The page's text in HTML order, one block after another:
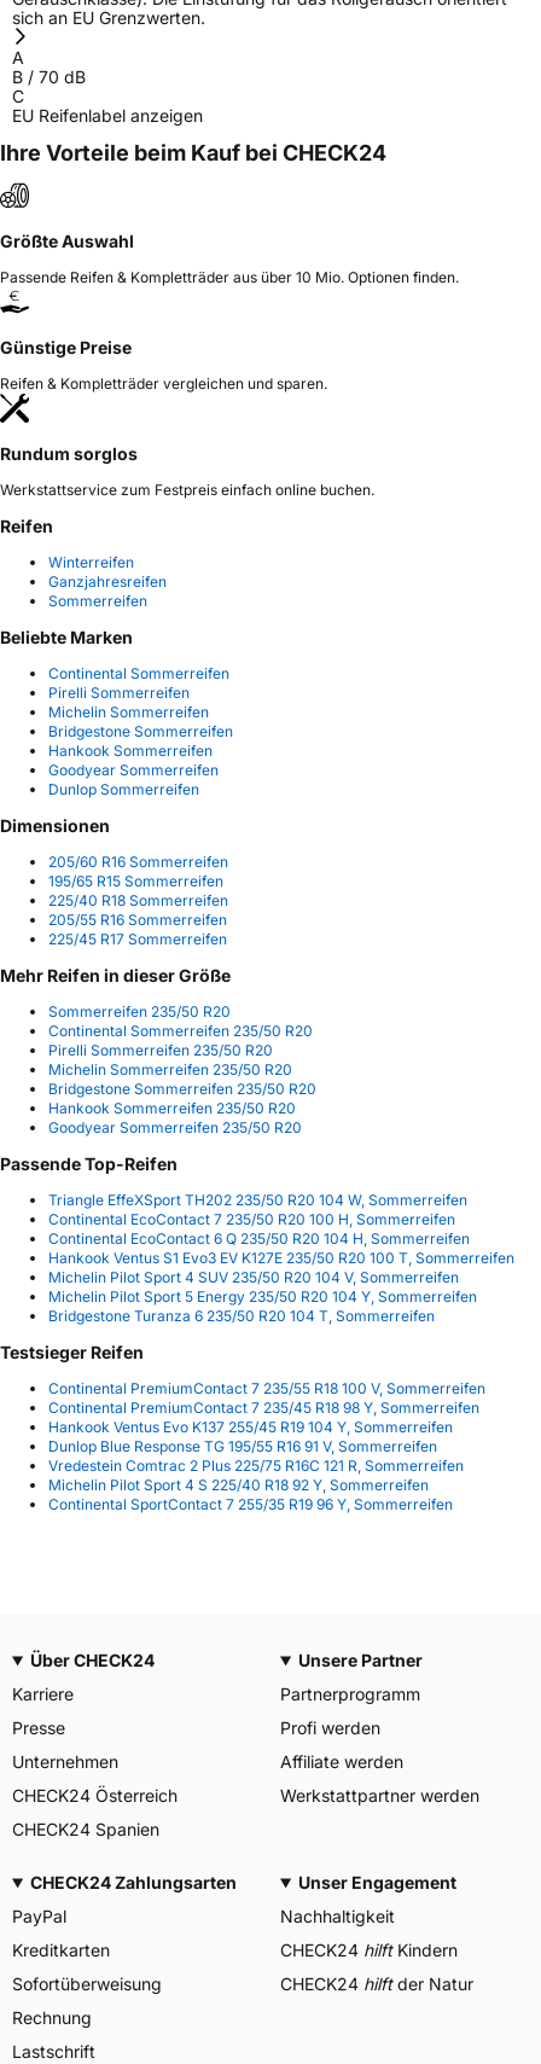
sich an EU Grenzwerten.
A
B / 70 dB
C
EU Reifenlabel anzeigen
Ihre Vorteile beim Kauf bei CHECK24
Größte Auswahl
Passende Reifen & Kompletträder aus über 10 Mio. Optionen finden.
Günstige Preise
Reifen & Kompletträder vergleichen und sparen.
Rundum sorglos
Werkstattservice zum Festpreis einfach online buchen.
Reifen
Winterreifen
Ganzjahresreifen
Sommerreifen
Beliebte Marken
Continental Sommerreifen
Pirelli Sommerreifen
Michelin Sommerreifen
Bridgestone Sommerreifen
Hankook Sommerreifen
Goodyear Sommerreifen
Dunlop Sommerreifen
Dimensionen
205/60 R16 Sommerreifen
195/65 R15 Sommerreifen
225/40 R18 Sommerreifen
205/55 R16 Sommerreifen
225/45 R17 Sommerreifen
Mehr Reifen in dieser Größe
Sommerreifen 235/50 R20
Continental Sommerreifen 235/50 R20
Pirelli Sommerreifen 235/50 R20
Michelin Sommerreifen 235/50 R20
Bridgestone Sommerreifen 235/50 R20
Hankook Sommerreifen 235/50 R20
Goodyear Sommerreifen 235/50 R20
Passende Top-Reifen
Triangle EffeXSport TH202 235/50 R20 104 W, Sommerreifen
Continental EcoContact 7 235/50 R20 100 H, Sommerreifen
Continental EcoContact 6 Q 235/50 R20 104 H, Sommerreifen
Hankook Ventus S1 Evo3 EV K127E 235/50 R20 100 T, Sommerreifen
Michelin Pilot Sport 4 SUV 235/50 R20 104 V, Sommerreifen
Michelin Pilot Sport 5 Energy 235/50 R20 104 Y, Sommerreifen
Bridgestone Turanza 6 235/50 R20 104 T, Sommerreifen
Testsieger Reifen
Continental PremiumContact 7 235/55 R18 100 V, Sommerreifen
Continental PremiumContact 7 235/45 R18 98 Y, Sommerreifen
Hankook Ventus Evo K137 255/45 R19 104 Y, Sommerreifen
Dunlop Blue Response TG 195/55 R16 91 V, Sommerreifen
Vredestein Comtrac 2 Plus 225/75 R16C 121 R, Sommerreifen
Michelin Pilot Sport 4 S 225/40 R18 92 Y, Sommerreifen
Continental SportContact 7 255/35 R19 96 Y, Sommerreifen
Über CHECK24
Karriere
Presse
Unternehmen
CHECK24 Österreich
CHECK24 Spanien
Unsere Partner
Partnerprogramm
Profi werden
Affiliate werden
Werkstattpartner werden
CHECK24 Zahlungsarten
PayPal
Kreditkarten
Sofortüberweisung
Rechnung
Lastschrift
Unser Engagement
Nachhaltigkeit
CHECK24 hilftKindern
CHECK24 hilftder Natur